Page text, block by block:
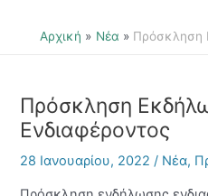
Αρχική Νέα Πρόσκληση
Πρόσκληση
Ενδιαφέροντος
28 Ιανουαρίου, 2022/ Νέα,